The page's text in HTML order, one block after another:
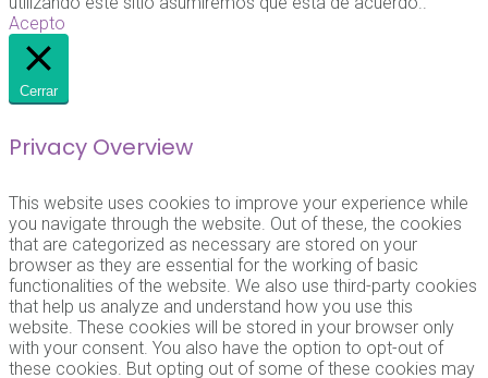
Acepto
Cerrar
Privacy Overview
This website uses cookies to improve your experience while
you navigate through the website. Out of these, the cookies
that are categorized as necessary are stored on your
browser as they are essential for the working of basic
functionalities of the website. We also use third-party cookies
that help us analyze and understand how you use this
website. These cookies will be stored in your browser only
with your consent. You also have the option to opt-out of
these cookies. But opting out of some of these cookies may